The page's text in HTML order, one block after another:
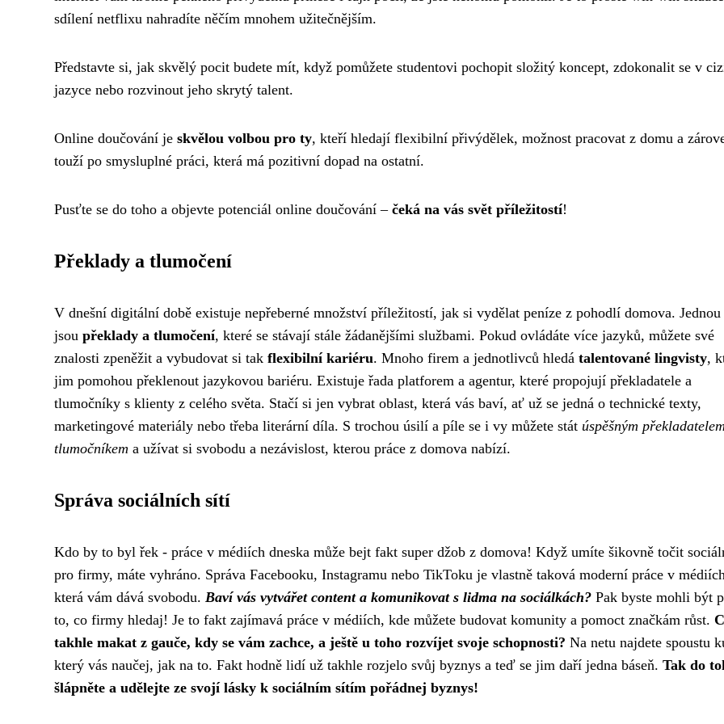
sdílení netflixu nahradíte něčím mnohem užitečnějším.
Představte si, jak skvělý pocit budete mít, když pomůžete studentovi pochopit složitý koncept, zdokonalit se v
jazyce nebo rozvinout jeho skrytý talent.
Online doučování je skvělou volbou pro ty, kteří hledají flexibilní přivýdělek, možnost pracovat z domu a
touží po smysluplné práci, která má pozitivní dopad na ostatní.
Pusťte se do toho a objevte potenciál online doučování – čeká na vás svět příležitostí!
Překlady a tlumočení
V dnešní digitální době existuje nepřeberné množství příležitostí, jak si vydělat peníze z pohodlí domova.
jsou překlady a tlumočení, které se stávají stále žádanějšími službami. Pokud ovládáte více jazyků, můžete své
znalosti zpeněžit a vybudovat si tak flexibilní kariéru. Mnoho firem a jednotlivců hledá talentované lingvisty,
jim pomohou překlenout jazykovou bariéru. Existuje řada platforem a agentur, které propojují překladatele a
tlumočníky s klienty z celého světa. Stačí si jen vybrat oblast, která vás baví, ať už se jedná o technické texty,
marketingové materiály nebo třeba literární díla. S trochou úsilí a píle se i vy můžete stát úspěšným
tlumočníkem a užívat si svobodu a nezávislost, kterou práce z domova nabízí.
Správa sociálních sítí
Kdo by to byl řek - práce v médiích dneska může bejt fakt super džob z domova! Když umíte šikovně točit
pro firmy, máte vyhráno. Správa Facebooku, Instagramu nebo TikToku je vlastně taková moderní práce v
která vám dává svobodu. Baví vás vytvářet content a komunikovat s lidma na sociálkách? Pak byste mohli být
to, co firmy hledaj! Je to fakt zajímavá práce v médiích, kde můžete budovat komunity a pomoct značkám růst.
takhle makat z gauče, kdy se vám zachce, a ještě u toho rozvíjet svoje schopnosti? Na netu najdete spoustu
který vás naučej, jak na to. Fakt hodně lidí už takhle rozjelo svůj byznys a teď se jim daří jedna báseň. Tak do
šlápněte a udělejte ze svojí lásky k sociálním sítím pořádnej byznys!